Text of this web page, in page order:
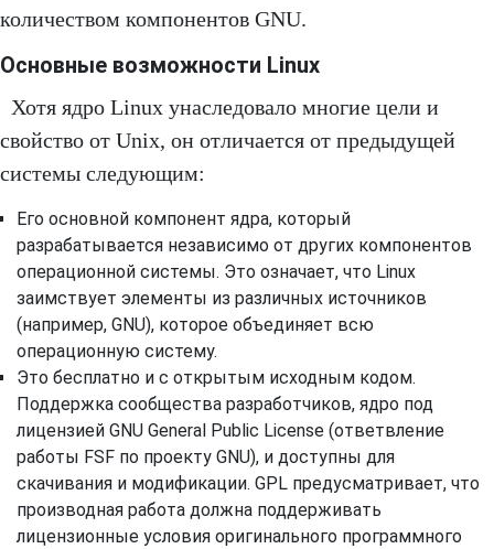
количеством компонентов GNU.
Основные возможности Linux
Хотя ядро Linux ​​унаследовало многие цели и
свойство от Unix, он отличается от предыдущей
системы следующим:
Его основной компонент ядра, который
разрабатывается независимо от других компонентов
операционной системы. Это означает, что Linux
заимствует элементы из различных источников
(например, GNU), которое объединяет всю
операционную систему.
Это бесплатно и с открытым исходным кодом.
Поддержка сообщества разработчиков, ядро под
лицензией GNU General Public License (ответвление
работы FSF по проекту GNU), и доступны для
скачивания и модификации. GPL предусматривает, что
производная работа должна поддерживать
лицензионные условия оригинального программного